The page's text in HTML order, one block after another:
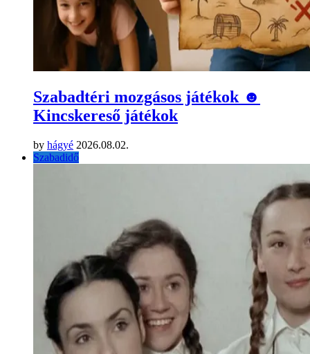
Szabadtéri mozgásos játékok ☻
Kincskereső játékok
by hágyé 2026.08.02.
Szabadidő